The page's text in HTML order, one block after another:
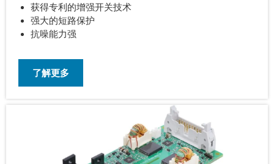
获得专利的增强开关技术
强大的短路保护
抗噪能力强
了解更多